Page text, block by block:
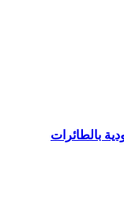
بالطائرات